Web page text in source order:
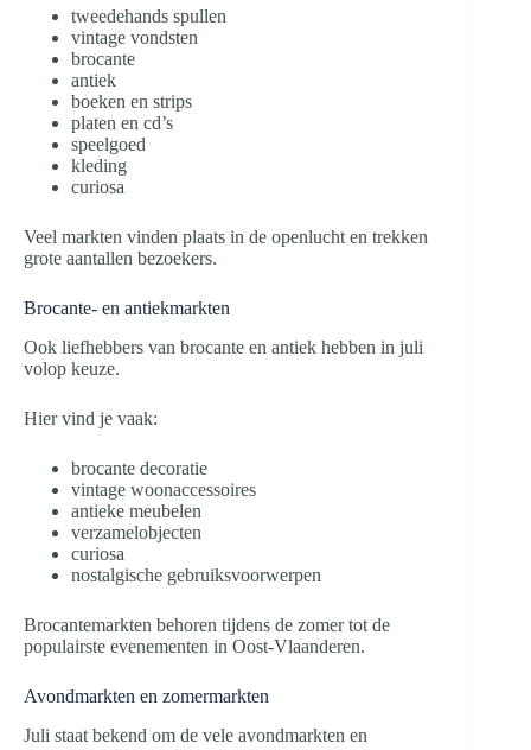
tweedehands spullen
vintage vondsten
brocante
antiek
boeken en strips
platen en cd’s
speelgoed
kleding
curiosa
Veel markten vinden plaats in de openlucht en trekken
grote aantallen bezoekers.
Brocante- en antiekmarkten
Ook liefhebbers van brocante en antiek hebben in juli
volop keuze.
Hier vind je vaak:
brocante decoratie
vintage woonaccessoires
antieke meubelen
verzamelobjecten
curiosa
nostalgische gebruiksvoorwerpen
Brocantemarkten behoren tijdens de zomer tot de
populairste evenementen in Oost-Vlaanderen.
Avondmarkten en zomermarkten
Juli staat bekend om de vele avondmarkten en